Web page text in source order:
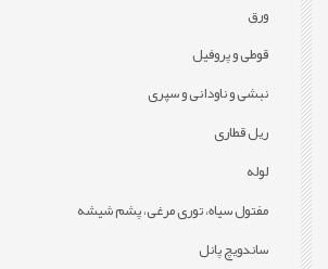
ورق
قوطی و پروفيل
نبشی و ناودانی و سپری
ریل قطاری
لوله
مفتول سیاه، توری مرغی، پشم شیشه
ساندویچ پانل